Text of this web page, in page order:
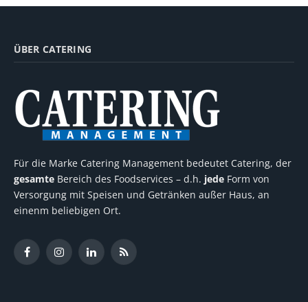
ÜBER CATERING
Für die Marke Catering Management bedeutet Catering, der
gesamte Bereich des Foodservices – d.h. jede Form von
Versorgung mit Speisen und Getränken außer Haus, an
einenm beliebigen Ort.
FacebookInstagramLinkedInRSS